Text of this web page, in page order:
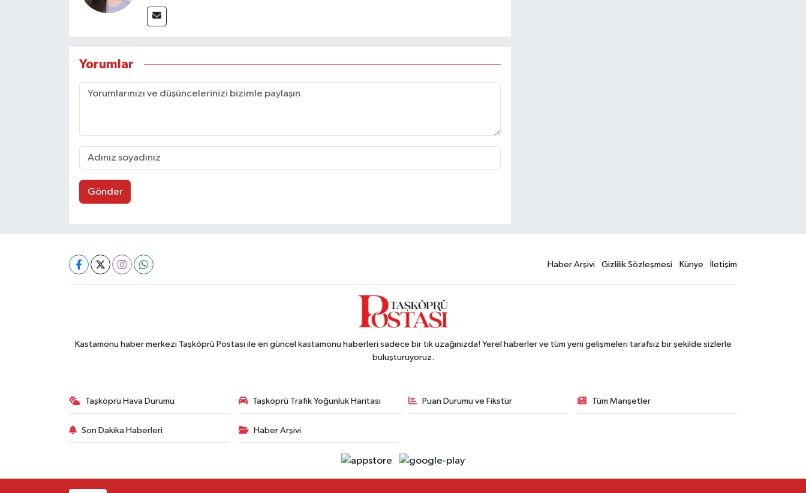
Yorumlar
Gönder
Haber Arşivi Gizlilik Sözleşmesi Künye İletişim
Kastamonu haber merkezi Taşköprü Postası ile en güncel kastamonu haberleri sadece bir tık uzağınızda! Yerel haberler ve tüm yeni gelişmeleri tarafsız bir şekilde sizlerle
buluşturuyoruz.
Taşköprü Hava Durumu Taşköprü Trafik Yoğunluk Haritası Puan Durumu ve Fikstür Tüm Manşetler
Son Dakika Haberleri Haber Arşivi